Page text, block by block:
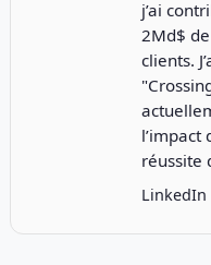
j’ai
2Md$
clients.
"
l’impact
réussite
LinkedIn